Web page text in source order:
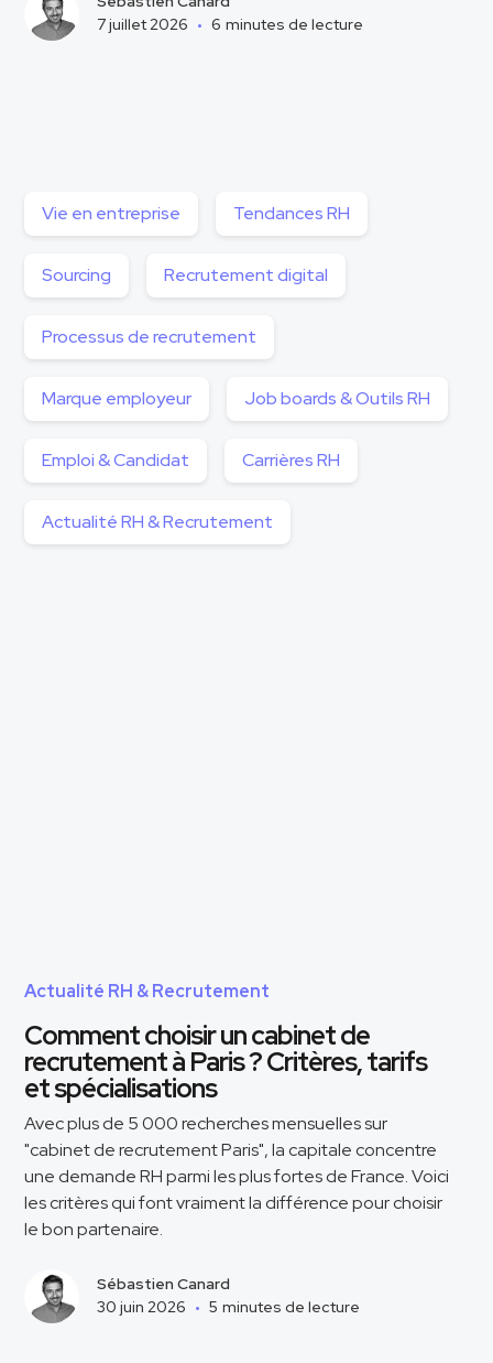
7 juillet 2026 • 6 minutes de lecture
Vie en entreprise Tendances RH
Sourcing Recrutement digital
Processus de recrutement
Marque employeur Job boards & Outils RH
Emploi & Candidat Carrières RH
Actualité RH & Recrutement
Actualité RH & Recrutement
Comment choisir un cabinet de
recrutement à Paris ? Critères, tarifs
et spécialisations
Avec plus de 5 000 recherches mensuelles sur
"cabinet de recrutement Paris", la capitale concentre
une demande RH parmi les plus fortes de France. Voici
les critères qui font vraiment la différence pour choisir
le bon partenaire.
Sébastien Canard
30 juin 2026 • 5 minutes de lecture